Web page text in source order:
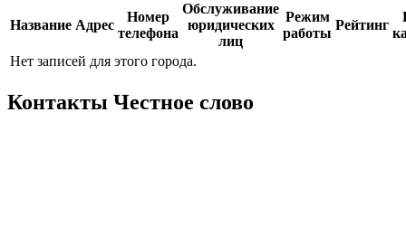
Название Адрес
Номер
телефона
Обслуживание
юридических
лиц
Режим
работы
Рейтинг
Нет записей для этого города.
Контакты Честное слово